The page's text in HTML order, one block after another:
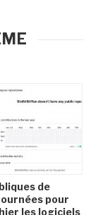
de
pour
les logiciels